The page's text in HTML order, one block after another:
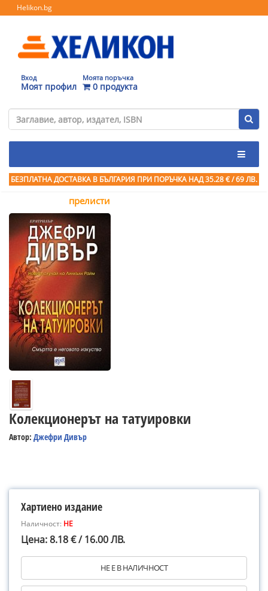
Helikon.bg
Вход
Моят профил
Моята поръчка
0 продукта
БЕЗПЛАТНА ДОСТАВКА В БЪЛГАРИЯ ПРИ ПОРЪЧКА НАД 35.28 € / 69 ЛВ.
прелисти
Колекционерът на татуировки
Автор: Джефри Дивър
Хартиено издание
Наличност: НЕ
Цена: 8.18 € / 16.00 ЛВ.
НЕ Е В НАЛИЧНОСТ